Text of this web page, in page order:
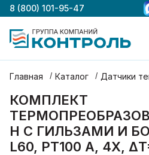
8 (800) 101-95-47
Главная Каталог Датчики
КОМПЛЕКТ
Н С ГИЛЬЗАМИ И
L60, PT100 А, 4Х,